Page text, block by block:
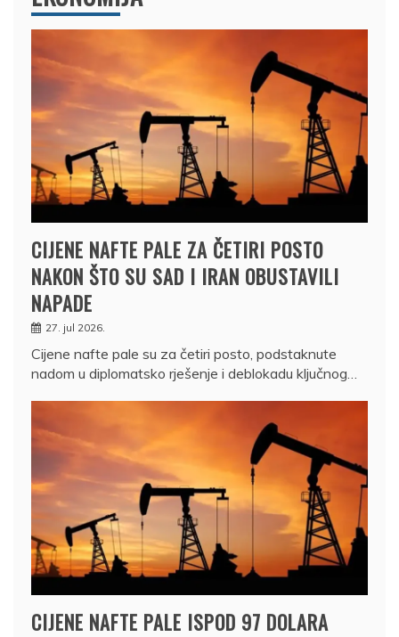
CIJENE NAFTE PALE ZA ČETIRI POSTO
NAKON ŠTO SU SAD I IRAN OBUSTAVILI
NAPADE
27. jul 2026.
Cijene nafte pale su za četiri posto, podstaknute
nadom u diplomatsko rješenje i deblokadu ključnog…
CIJENE NAFTE PALE ISPOD 97 DOLARA